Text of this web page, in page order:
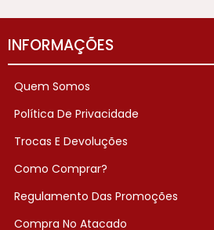
INFORMAÇÕES
Quem Somos
Política De Privacidade
Trocas E Devoluções
Como Comprar?
Regulamento Das Promoções
Compra No Atacado